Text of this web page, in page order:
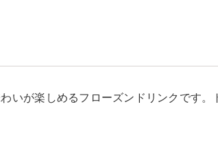
いが楽しめるフローズンドリンクです。